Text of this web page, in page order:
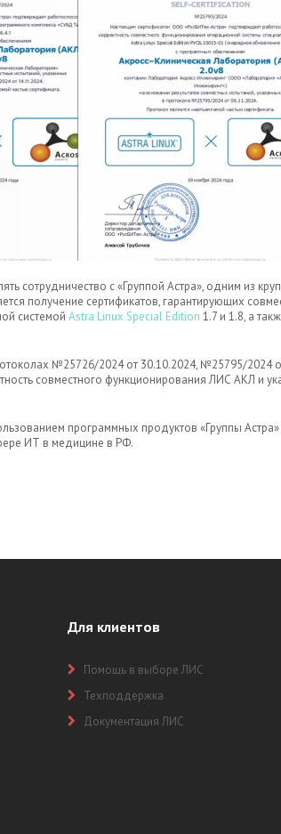
сотрудничество с «Группой Астра», одним из
получение сертификатов, гарантирующих
системой Astra Linux Special Edition 1.7 и 1.8, а
№25726/2024 от 30.10.2024, №25795/2024
совместного функционирования ЛИС АКЛ и
программных продуктов «Группы Астра»
ИТ в медицине в РФ.
Для клиентов
Помощь в выборе ЛИС
Техподдержка
Документация ЛИС